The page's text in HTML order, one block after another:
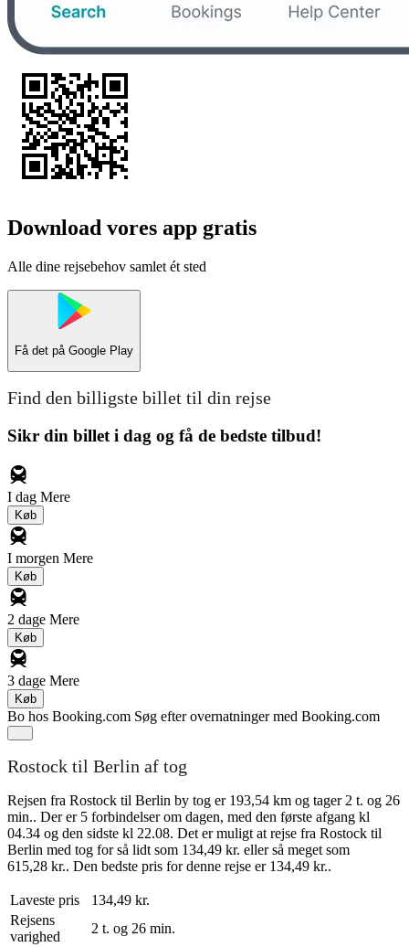
Download vores app gratis
Alle dine rejsebehov samlet ét sted
Få det på Google Play
Find den billigste billet til din rejse
Sikr din billet i dag og få de bedste tilbud!
I dag Mere
Køb
I morgen Mere
Køb
2 dage Mere
Køb
3 dage Mere
Køb
Bo hos Booking.com Søg efter overnatninger med Booking.com
Rostock til Berlin af tog
Rejsen fra Rostock til Berlin by tog er 193,54 km og tager 2 t. og 26
min.. Der er 5 forbindelser om dagen, med den første afgang kl
04.34 og den sidste kl 22.08. Det er muligt at rejse fra Rostock til
Berlin med tog for så lidt som 134,49 kr. eller så meget som
615,28 kr.. Den bedste pris for denne rejse er 134,49 kr..
Laveste pris
134,49 kr.
Rejsens
varighed
2 t. og 26 min.